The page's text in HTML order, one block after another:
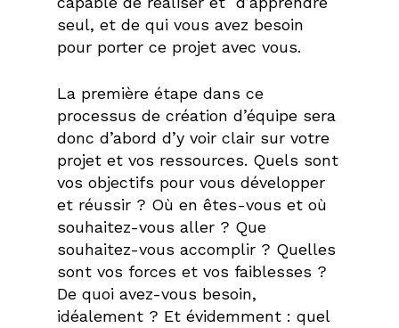
seul, et de qui vous avez besoin
pour porter ce projet avec vous.
La première étape dans ce
processus de création d’équipe sera
donc d’abord d’y voir clair sur votre
projet et vos ressources. Quels sont
vos objectifs pour vous développer
et réussir ? Où en êtes-vous et où
souhaitez-vous aller ? Que
souhaitez-vous accomplir ? Quelles
sont vos forces et vos faiblesses ?
De quoi avez-vous besoin,
idéalement ? Et évidemment : quel